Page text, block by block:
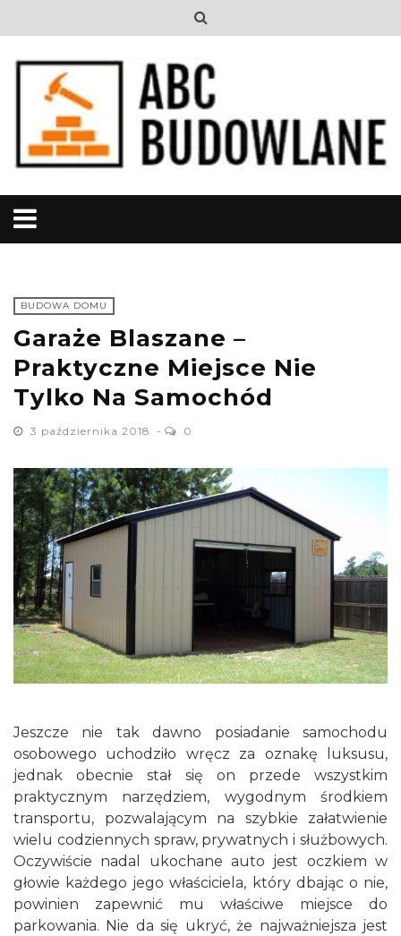
BUDOWA DOMU
Garaże Blaszane –
Praktyczne Miejsce Nie
Tylko Na Samochód
3 października 2018 0
Jeszcze nie tak dawno posiadanie samochodu
osobowego uchodziło wręcz za oznakę luksusu,
jednak obecnie stał się on przede wszystkim
praktycznym narzędziem, wygodnym środkiem
transportu, pozwalającym na szybkie załatwienie
wielu codziennych spraw, prywatnych i służbowych.
Oczywiście nadal ukochane auto jest oczkiem w
głowie każdego jego właściciela, który dbając o nie,
powinien zapewnić mu właściwe miejsce do
parkowania. Nie da się ukryć, że najważniejsza jest